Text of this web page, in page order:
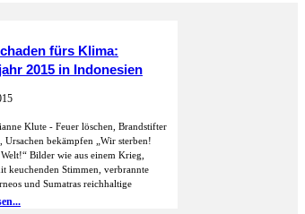
fürs Klima:
2015 in Indonesien
Klute - Feuer löschen, Brandstifter
Ursachen bekämpfen „Wir sterben!
Bilder wie aus einem Krieg,
keuchenden Stimmen, verbrannte
und Sumatras reichhaltige